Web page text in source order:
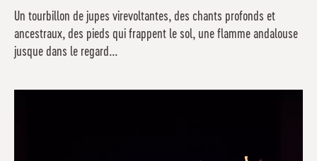
Un tourbillon de jupes virevoltantes, des chants profonds et
ancestraux, des pieds qui frappent le sol, une flamme andalouse
jusque dans le regard...